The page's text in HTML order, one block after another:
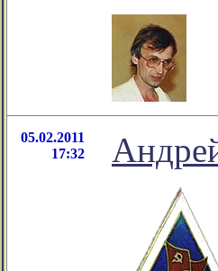
05.02.2011
17:32